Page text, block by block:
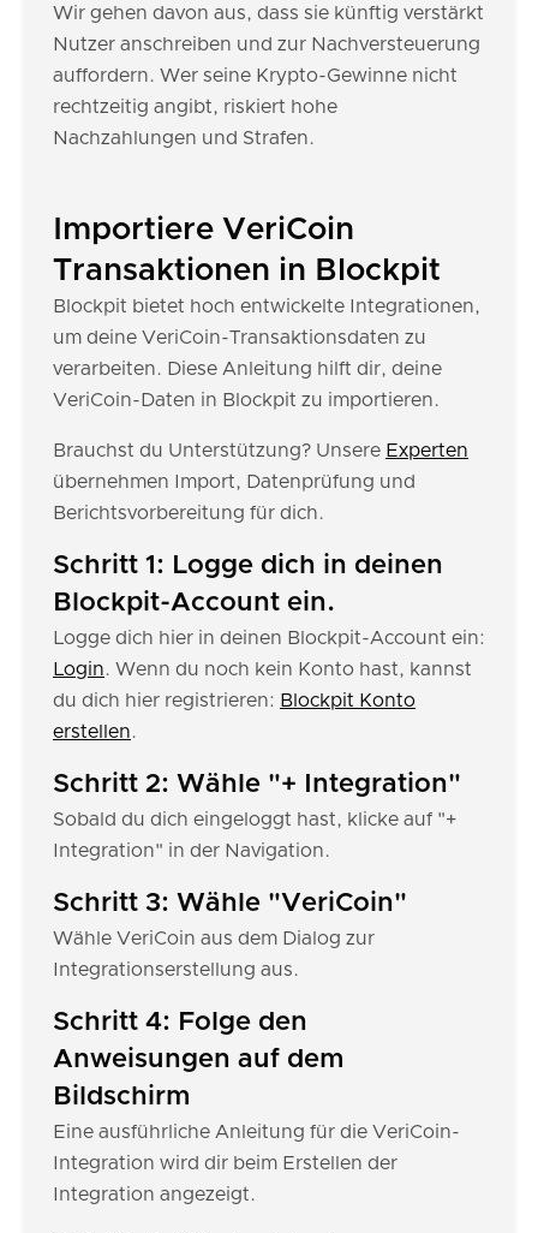
Wir gehen davon aus, dass sie künftig verstärkt
Nutzer anschreiben und zur Nachversteuerung
auffordern. Wer seine Krypto-Gewinne nicht
rechtzeitig angibt, riskiert hohe
Nachzahlungen und Strafen.
Importiere VeriCoin
Transaktionen in Blockpit
Blockpit bietet hoch entwickelte Integrationen,
um deine VeriCoin-Transaktionsdaten zu
verarbeiten. Diese Anleitung hilft dir, deine
VeriCoin-Daten in Blockpit zu importieren.
Brauchst du Unterstützung? Unsere Experten
übernehmen Import, Datenprüfung und
Berichtsvorbereitung für dich.
Schritt 1: Logge dich in deinen
Blockpit-Account ein.
Logge dich hier in deinen Blockpit-Account ein:
Login. Wenn du noch kein Konto hast, kannst
du dich hier registrieren: Blockpit Konto
erstellen.
Schritt 2: Wähle "+ Integration"
Sobald du dich eingeloggt hast, klicke auf "+
Integration" in der Navigation.
Schritt 3: Wähle "VeriCoin"
Wähle VeriCoin aus dem Dialog zur
Integrationserstellung aus.
Schritt 4: Folge den
Anweisungen auf dem
Bildschirm
Eine ausführliche Anleitung für die VeriCoin-
Integration wird dir beim Erstellen der
Integration angezeigt.